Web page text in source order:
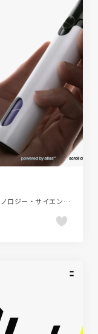
スクロールエフェクト、スタイリッシュ、テクノロジー・サイエンス、ブラック系 、ブランド・サービスサイト、ホワイト系、ポップ